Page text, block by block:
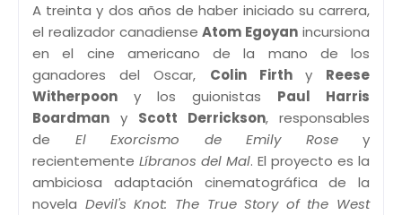
A treinta y dos años de haber iniciado su carrera,
el realizador canadienseAtom Egoyan incursiona
en el cine americano de la mano de los
ganadores del Oscar, Colin Firth y Reese
Witherpoon y los guionistas Paul Harris
Boardman y Scott Derrickson, responsables
de El Exorcismo de Emily Rosey
recientemente Líbranos del Mal. El proyecto es la
ambiciosa adaptación cinematográfica de la
novela Devil's Knot: The True Story of the West